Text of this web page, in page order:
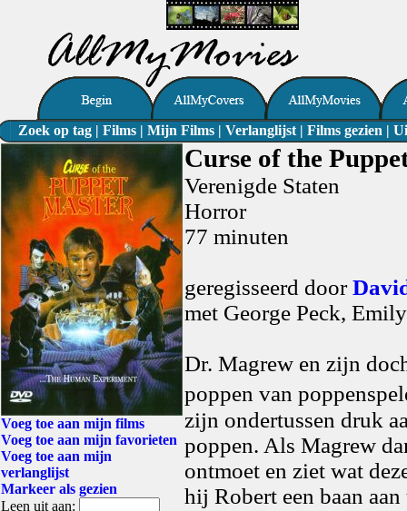
Zoek op tag | Films | Mijn Films | Verlanglijst | Films gezien |
Voeg toe aan mijn films
Voeg toe aan mijn favorieten
Voeg toe aan mijn
verlanglijst
Markeer als gezien
Leen uit aan:
Curse of the
Verenigde Staten
Horror
77 minuten
geregisseerd door
met George Peck,
Dr. Magrew en zijn
poppen van
zijn ondertussen druk
poppen. Als Magrew
ontmoet en ziet wat
hij Robert een baan